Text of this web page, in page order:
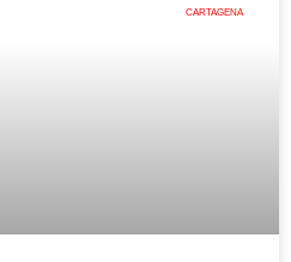
CARTAGENA